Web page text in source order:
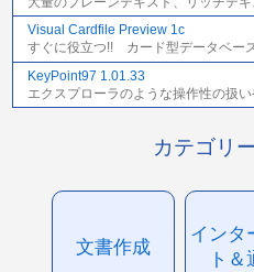
Visual Cardfile Preview 1c
すぐに役立つ!! カード型データベー
KeyPoint97 1.01.33
エクスプローラのような操作性の扱
カテゴリ
文書作成
インタ
ト＆